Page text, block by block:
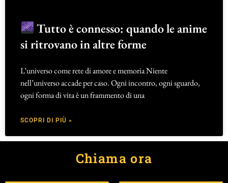
Tutto è connesso: quando le anime
si ritrovano in altre forme
L’universo come rete di amore e memoria Niente
nell’universo accade per caso. Ogni incontro, ogni sguardo,
ogni forma di vita è un frammento di una
SCOPRI DI PIÙ »
Chiama ora